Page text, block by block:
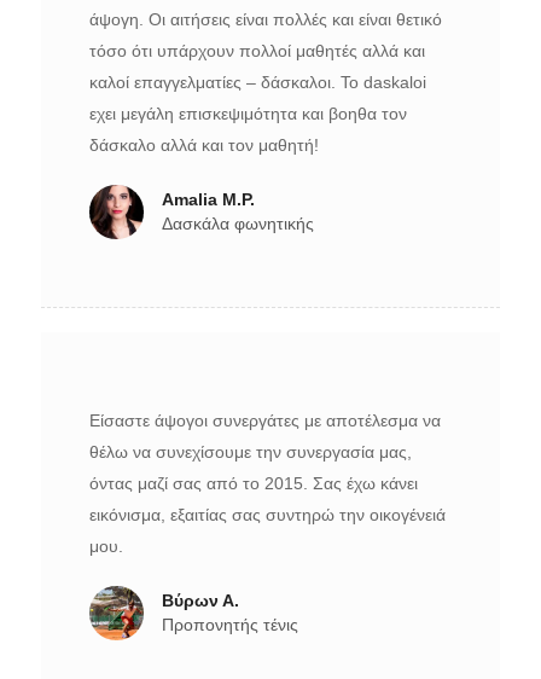
άψογη. Οι αιτήσεις είναι πολλές και είναι θετικό
τόσο ότι υπάρχουν πολλοί μαθητές αλλά και
καλοί επαγγελματίες – δάσκαλοι. Το daskaloi
εχει μεγάλη επισκεψιμότητα και βοηθα τον
δάσκαλο αλλά και τον μαθητή!
Amalia M.P.
Δασκάλα φωνητικής
Είσαστε άψογοι συνεργάτες με αποτέλεσμα να
θέλω να συνεχίσουμε την συνεργασία μας,
όντας μαζί σας από το 2015. Σας έχω κάνει
εικόνισμα, εξαιτίας σας συντηρώ την οικογένειά
μου.
Βύρων Α.
Προπονητής τένις